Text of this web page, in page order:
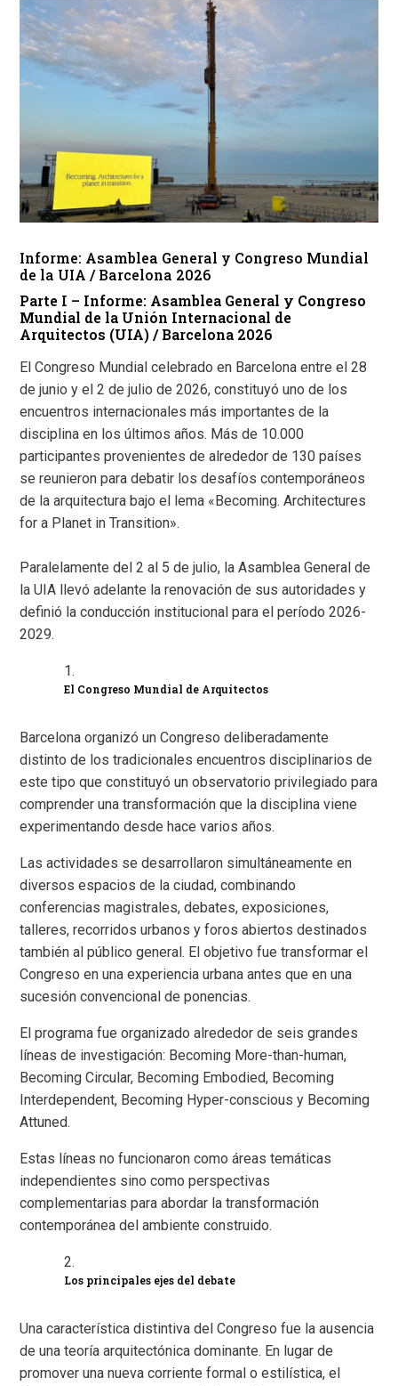
Informe: Asamblea General y Congreso Mundial
de la UIA / Barcelona 2026
Parte I – Informe: Asamblea General y Congreso
Mundial de la Unión Internacional de
Arquitectos (UIA) / Barcelona 2026
El Congreso Mundial celebrado en Barcelona entre el 28
de junio y el 2 de julio de 2026, constituyó uno de los
encuentros internacionales más importantes de la
disciplina en los últimos años. Más de 10.000
participantes provenientes de alrededor de 130 países
se reunieron para debatir los desafíos contemporáneos
de la arquitectura bajo el lema «Becoming. Architectures
for a Planet in Transition».
Paralelamente del 2 al 5 de julio, la Asamblea General de
la UIA llevó adelante la renovación de sus autoridades y
definió la conducción institucional para el período 2026-
2029.
El Congreso Mundial de Arquitectos
Barcelona organizó un Congreso deliberadamente
distinto de los tradicionales encuentros disciplinarios de
este tipo que constituyó un observatorio privilegiado para
comprender una transformación que la disciplina viene
experimentando desde hace varios años.
Las actividades se desarrollaron simultáneamente en
diversos espacios de la ciudad, combinando
conferencias magistrales, debates, exposiciones,
talleres, recorridos urbanos y foros abiertos destinados
también al público general. El objetivo fue transformar el
Congreso en una experiencia urbana antes que en una
sucesión convencional de ponencias.
El programa fue organizado alrededor de seis grandes
líneas de investigación: Becoming More-than-human,
Becoming Circular, Becoming Embodied, Becoming
Interdependent, Becoming Hyper-conscious y Becoming
Attuned.
Estas líneas no funcionaron como áreas temáticas
independientes sino como perspectivas
complementarias para abordar la transformación
contemporánea del ambiente construido.
Los principales ejes del debate
Una característica distintiva del Congreso fue la ausencia
de una teoría arquitectónica dominante. En lugar de
promover una nueva corriente formal o estilística, el